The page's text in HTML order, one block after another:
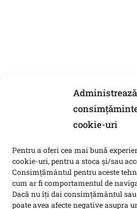
Administrează
cookie-uri
Pentru a oferi cea mai bună
cookie-uri, pentru a stoca și/sau
Consimțământul pentru aceste
cum ar fi comportamentul de
Dacă nu îți dai consimțământul
poate avea afecte negative asupra